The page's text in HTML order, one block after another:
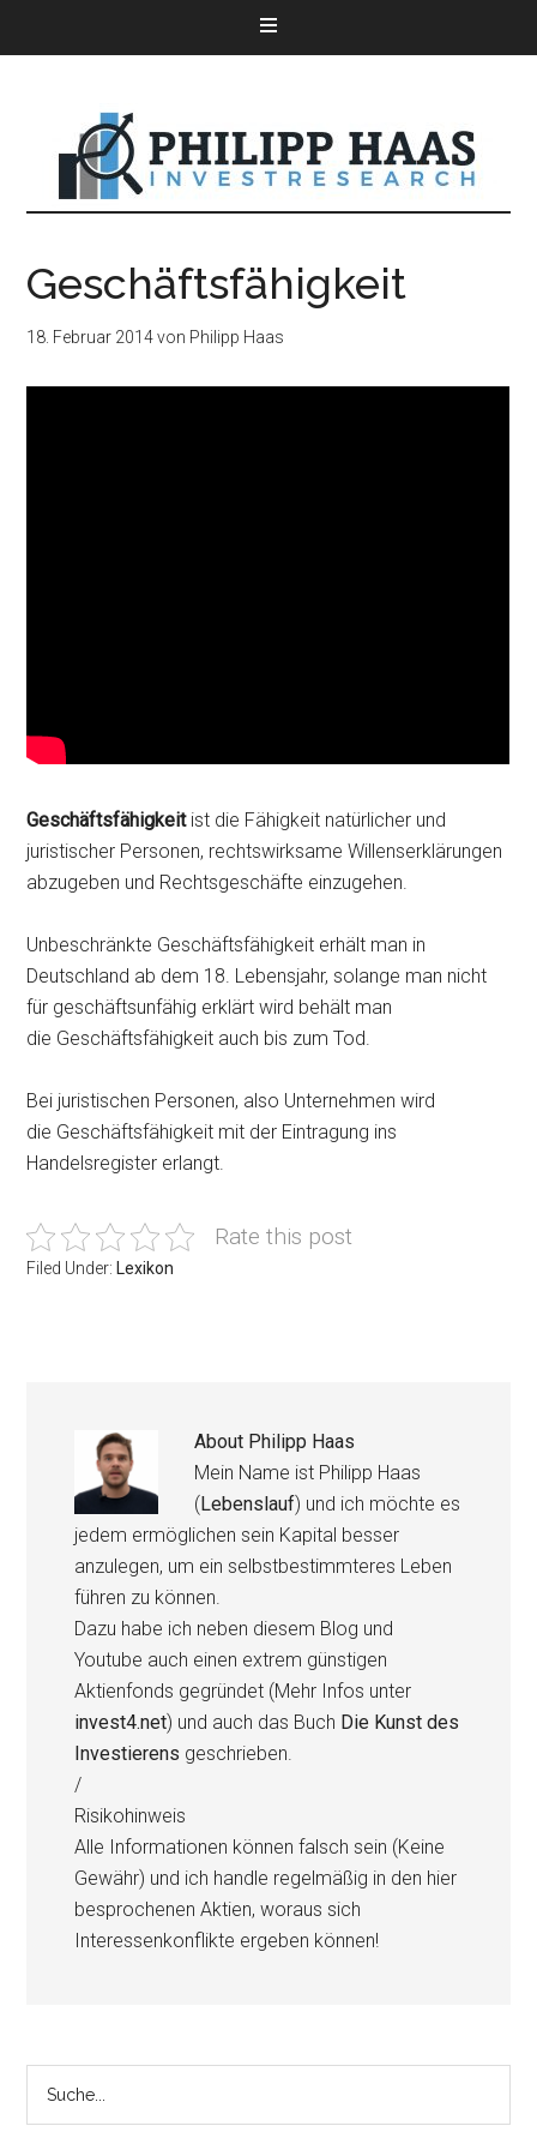
Geschäftsfähigkeit
18. Februar 2014von Philipp Haas
Geschäftsfähigkeitist die Fähigkeit natürlicher und
juristischer Personen, rechtswirksame Willenserklärungen
abzugeben und Rechtsgeschäfte einzugehen.
Unbeschränkte Geschäftsfähigkeit erhält man in
Deutschland ab dem 18. Lebensjahr, solange man nicht
für geschäftsunfähig erklärt wird behält man
die Geschäftsfähigkeit auch bis zum Tod.
Bei juristischen Personen, also Unternehmen wird
die Geschäftsfähigkeit mit der Eintragung ins
Handelsregister erlangt.
Rate this post
Filed Under: Lexikon
About Philipp Haas
Mein Name ist Philipp Haas
(Lebenslauf) und ich möchte es
jedem ermöglichen sein Kapital besser
anzulegen, um ein selbstbestimmteres Leben
führen zu können.
Dazu habe ich neben diesem Blog und
Youtube auch einen extrem günstigen
Aktienfonds gegründet (Mehr Infos unter
invest4.net) und auch das Buch Die Kunst des
Investierens geschrieben.
/
Risikohinweis
Alle Informationen können falsch sein (Keine
Gewähr) und ich handle regelmäßig in den hier
besprochenen Aktien, woraus sich
Interessenkonflikte ergeben können!